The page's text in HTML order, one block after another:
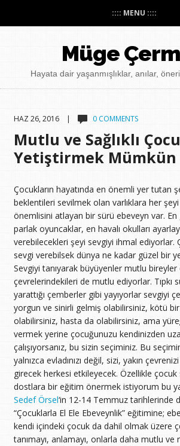
:::: MENU ::::
Müge
Hayata dair yaşanmışlıklar, anılar,
HAZ 26, 2016 | 0 COMMENTS
Mutlu ve Sağlıklı
Yetiştirmek Mümkün
Çocukların hayatında en önemli yer tutan
beklentileri sevilmek olan varlıklara her şeyi
önemlisini atlayan bir sürü ebeveyn var. En
parlak oyuncaklar, en havalı okulları
verebilecekleri şeyi sevgiyi ihmal ediyorlar.
sevgi verebilsek dünya ne kadar güzel bir
Sevgiyi tanıyarak büyüyenler mutlu
çevrelerindekileri de mutlu ediyorlar. Tıpkı
yarattığı çemberler gibi yayıyorlar sevgiyi
yorgun ve sinirli gelmiş olabilirsiniz, kötü
olabilirsiniz, hasta da olabilirsiniz, ama
vermek yerine çocuğunuzu kendinizden
çalışıyorsanız, bu sizin seçiminiz. Bu
yalnızca evladınızı değil, sizi, yakın
girecek herkesi etkileyecek. Özellikle çocuk
dostlara bir eğitim önermek istiyorum bu
Sedef Örsel‘in 12-14 Temmuz tarihlerinde
“Çocuklarla El Ele Ebeveynlik” eğitimine;
kendi içindeki çocuk da dahil olmak üzere
tanımayı, anlamayı, onlarla daha mutlu ve